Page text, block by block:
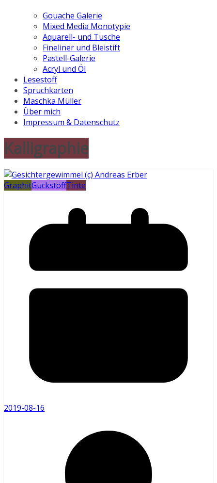
Gouache Galerie
Mixed Media Monotypie
Aquarell- und Tusche
Fineliner und Bleistift
Pastell-Galerie
Acryl und Öl
Lesestoff
Spruchkarten
Maschka Müller
Über mich
Impressum & Datenschutz
Kalligraphie
GraphitGuckstoffTinte
2019-08-16